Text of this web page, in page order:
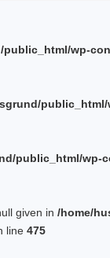
public_html/wp-
public_html/wp-
given in /home/
line 475